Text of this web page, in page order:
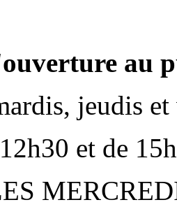
au
jeudis et
et de